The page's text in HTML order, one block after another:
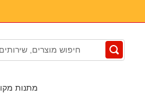
מתנות